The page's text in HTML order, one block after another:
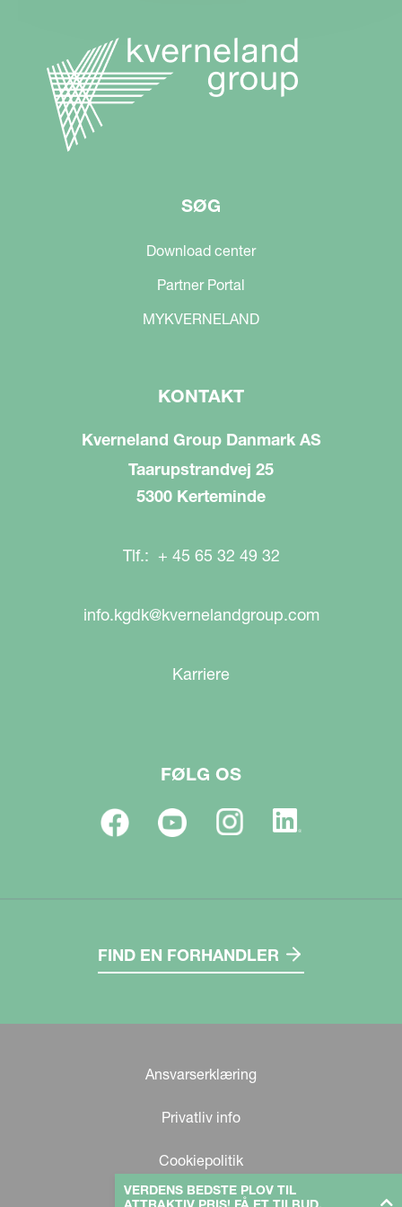
VERDENS BEDSTE PLOV TIL
SØG
Download center
Partner Portal
MYKVERNELAND
KONTAKT
Kverneland Group Danmark AS
Taarupstrandvej 25
5300 Kerteminde
Tlf.: + 45 65 32 49 32
info.kgdk@kvernelandgroup.com
Karriere
FØLG OS
FIND EN FORHANDLER
Ansvarserklæring
Privatliv info
Cookiepolitik